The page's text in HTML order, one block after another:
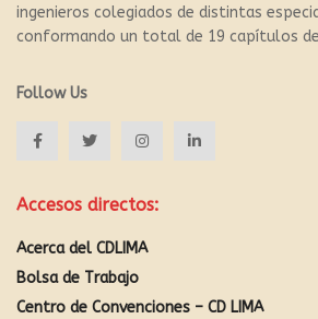
ingenieros colegiados de distintas
conformando un total de 19 capítulos de
Follow Us
Accesos directos:
Acerca del CDLIMA
Bolsa de Trabajo
Centro de Convenciones – CD LIMA